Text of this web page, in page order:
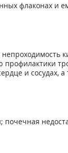
флаконах и
и сосудах, а